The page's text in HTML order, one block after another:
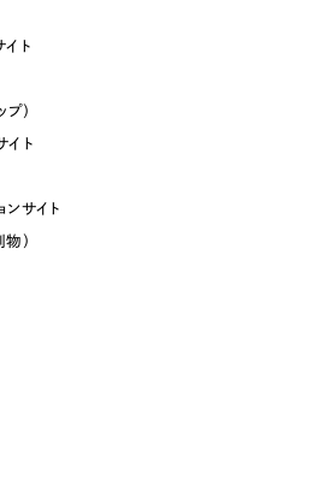
イト
）
イト
ンサイト
）